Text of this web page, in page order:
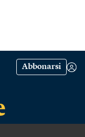
Abbonarsi